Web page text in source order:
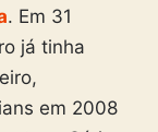
. Em 31
já tinha
em 2008